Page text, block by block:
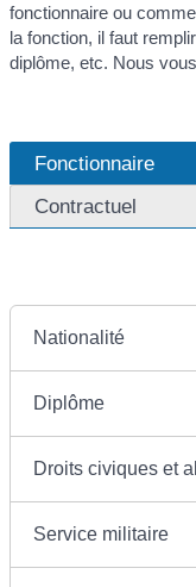
fonctionnaire ou
la fonction, il faut
diplôme, etc. Nous
Fonctionnaire
Contractuel
Nationalité
Diplôme
Droits civiques et
Service militaire